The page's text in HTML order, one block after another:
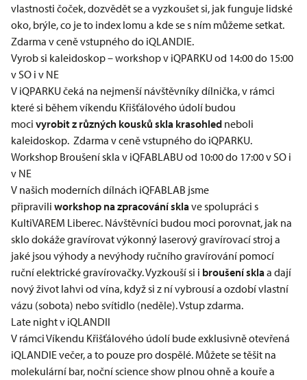
vlastnosti čoček, dozvědět se a vyzkoušet si, jak funguje lidské
oko, brýle, co je to index lomu a kde se s ním můžeme setkat.
Zdarma v ceně vstupného do iQLANDIE.
Vyrob si kaleidoskop – workshop v iQPARKU od 14:00 do 15:00
v SO i v NE
V iQPARKU čeká na nejmenší návštěvníky dílnička, v rámci
které si během víkendu Křišťálového údolí budou
moci vyrobit z různých kousků skla krasohled neboli
kaleidoskop. Zdarma v ceně vstupného do iQPARKU.
Workshop Broušení skla v iQFABLABU od 10:00 do 17:00 v SO i
v NE
V našich moderních dílnách iQFABLAB jsme
připravili workshop na zpracování sklave spolupráci s
KultiVAREM Liberec. Návštěvníci budou moci porovnat, jak na
sklo dokáže gravírovat výkonný laserový gravírovací stroj a
jaké jsou výhody a nevýhody ručního gravírování pomocí
ruční elektrické gravírovačky. Vyzkouší si i broušení sklaa dají
nový život lahvi od vína, když si z ní vybrousí a ozdobí vlastní
vázu (sobota) nebo svítidlo (neděle). Vstup zdarma.
Late night v iQLANDII
V rámci Víkendu Křišťálového údolí bude exklusivně otevřená
iQLANDIE večer, a to pouze pro dospělé. Můžete se těšit na
molekulární bar, noční science show plnou ohně a kouře a